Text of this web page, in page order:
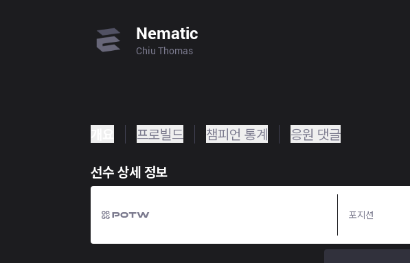
Nematic
Chiu Thomas
프로빌드 챔피언 통계 응원 댓글
선수 상세 정보
포지션